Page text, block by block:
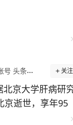
精选作者 关注
北京大学肝病研
京逝世，享年95